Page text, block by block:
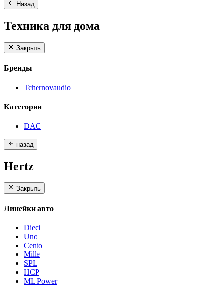
Назад
Техника для дома
Закрыть
Бренды
Tchernovaudio
Категории
DAC
назад
Hertz
Закрыть
Линейки авто
Dieci
Uno
Cento
Mille
SPL
HCP
ML Power